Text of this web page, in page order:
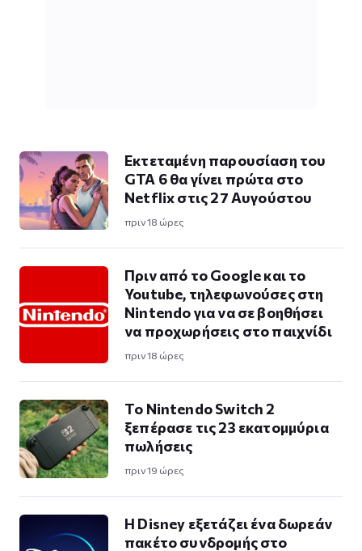
Εκτεταμένη παρουσίαση του
GTA 6 θα γίνει πρώτα στο
Netflix στις 27 Αυγούστου
πριν 18 ώρες
Πριν από το Google και το
Youtube, τηλεφωνούσες στη
Nintendo για να σε βοηθήσει
να προχωρήσεις στο παιχνίδι
πριν 18 ώρες
Το Nintendo Switch 2
ξεπέρασε τις 23 εκατομμύρια
πωλήσεις
πριν 19 ώρες
Η Disney εξετάζει ένα δωρεάν
πακέτο συνδρομής στο